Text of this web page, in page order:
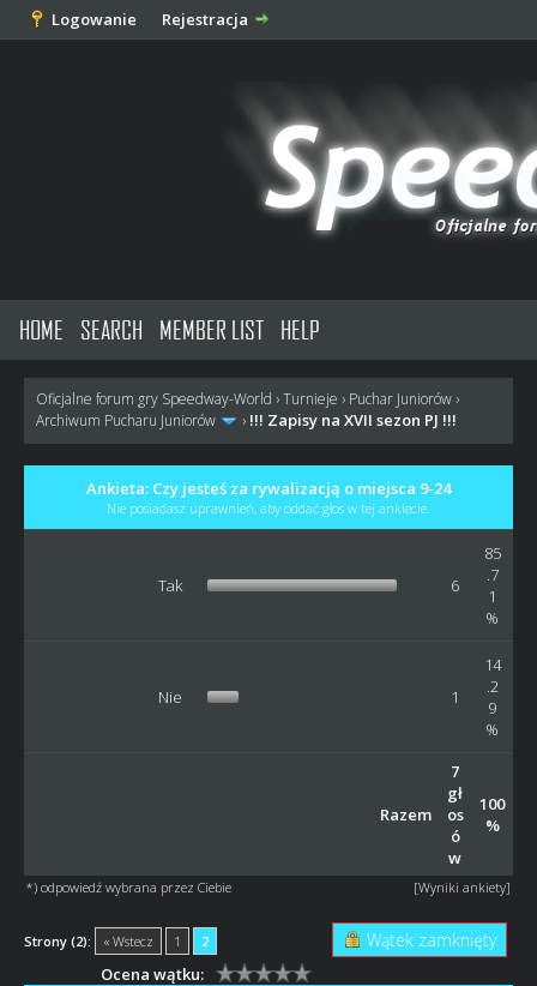
Logowanie Rejestracja
HOME SEARCH MEMBER LIST HELP
Oficjalne forum gry Speedway-World ›Turnieje › Puchar Juniorów›
Archiwum Pucharu Juniorów
› !!! Zapisy na XVII sezon PJ !!!
Ankieta: Czy jesteś za rywalizacją o miejsca 9-24
Nie posiadasz uprawnień, aby oddać głos w tej ankiecie.
Tak 6
85
.7
1
%
Nie 1
14
.2
9
%
Razem
7
gł
os
ó
w
100
%
*) odpowiedź wybrana przez Ciebie [Wyniki ankiety]
Strony (2): « Wstecz 1 2 Wątek zamknięty
Ocena wątku: